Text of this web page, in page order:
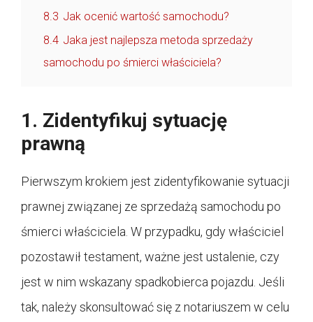
8.3 Jak ocenić wartość samochodu?
8.4 Jaka jest najlepsza metoda sprzedaży
samochodu po śmierci właściciela?
1. Zidentyfikuj sytuację
prawną
Pierwszym krokiem jest zidentyfikowanie sytuacji
prawnej związanej ze sprzedażą samochodu po
śmierci właściciela. W przypadku, gdy właściciel
pozostawił testament, ważne jest ustalenie, czy
jest w nim wskazany spadkobierca pojazdu. Jeśli
tak, należy skonsultować się z notariuszem w celu